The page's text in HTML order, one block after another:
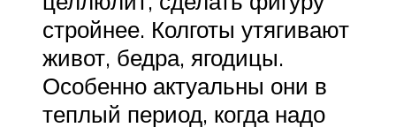
стройнее. Колготы утягивают
живот, бедра, ягодицы.
Особенно актуальны они в
теплый период, когда надо